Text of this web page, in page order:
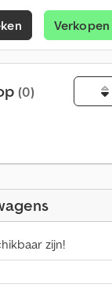
Verkopen
(0)
zijn!